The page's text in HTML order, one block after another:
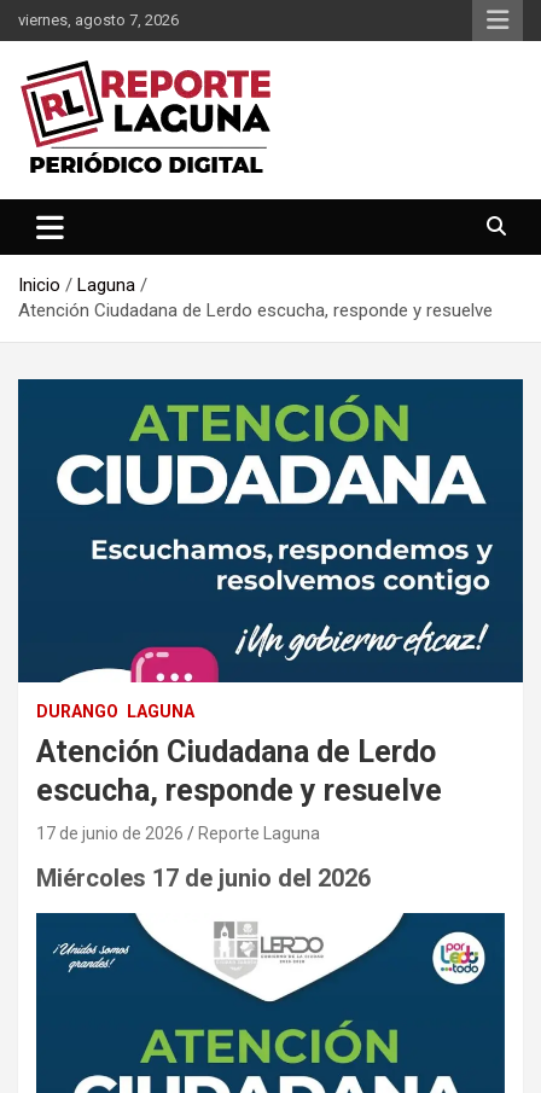
Saltar
al
contenido
viernes, agosto 7, 2026
Reporte Laguna
Inicio
Laguna
Atención Ciudadana de Lerdo escucha, responde y resuelve
DURANGO LAGUNA
Atención Ciudadana de Lerdo
escucha, responde y resuelve
17 de junio de 2026 Reporte Laguna
Miércoles 17 de junio del 2026